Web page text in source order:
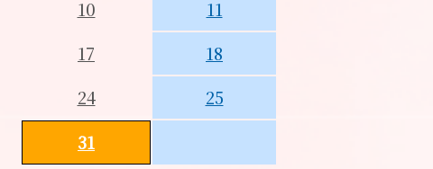
10
11
17
18
24
25
31